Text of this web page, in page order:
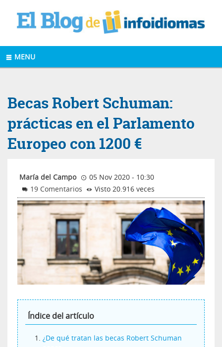
MENU
Becas Robert Schuman:
prácticas en el Parlamento
Europeo con 1200 €
María del Campo
05 Nov 2020 - 10:30
19 Comentarios
Visto 20.916 veces
Índice del artículo
¿De qué tratan las becas Robert Schuman